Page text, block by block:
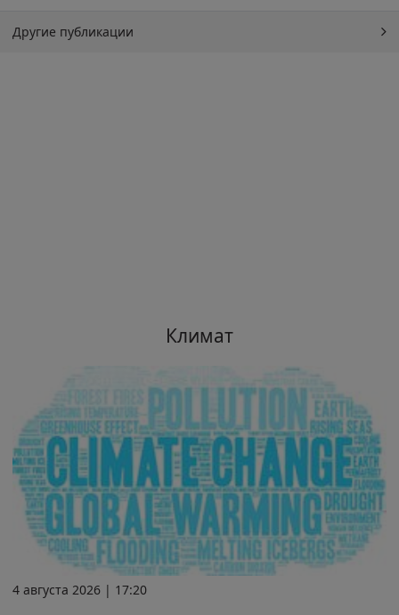
Другие публикации
Климат
4 августа 2026 | 17:20